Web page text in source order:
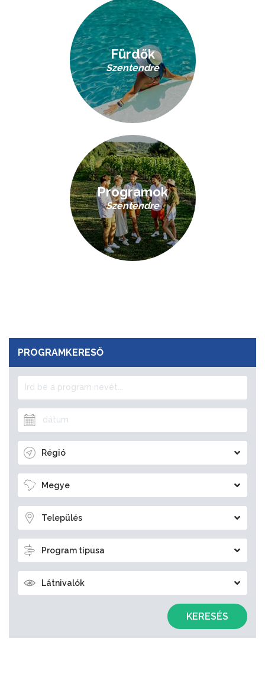
Fürdők
Szentendre
Programok
Szentendre
PROGRAMKERESŐ
Régió
Megye
Település
Program típusa
Látnivalók
KERESÉS